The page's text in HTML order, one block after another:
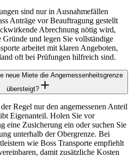
sind nur in Ausnahmefällen
Anträge vor Beauftragung gestellt
Abrechnung nötig wird,
Gründe und legen Sie vollständige
arbeitet mit klaren Angeboten,
oft bei Prüfungen hilfreich sind.
neue Miete die Angemessenheitsgrenze
übersteigt?
Regel nur den angemessenen Anteil
Eigenanteil. Holen Sie vor
eine Zusicherung ein oder suchen Sie
unterhalb der Obergrenze. Bei
wie Boss Transporte empfiehlt
damit zusätzliche Kosten